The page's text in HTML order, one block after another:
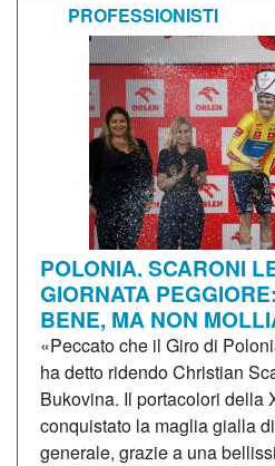
PROFESSIONISTI
POLONIA. SCARONI
GIORNATA
BENE, MA NON
«Peccato che il Giro di
ha detto ridendo Christian
Bukovina. Il portacolori della
conquistato la maglia gialla
generale, grazie a una